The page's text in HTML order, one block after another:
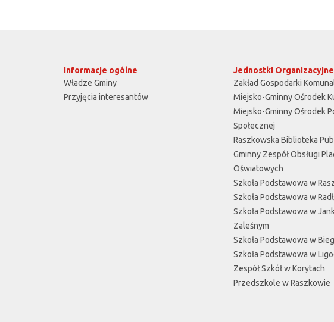
Informacje ogólne
Władze Gminy
Przyjęcia interesantów
Jednostki Organizacyjne
Zakład Gospodarki
Miejsko-Gminny Ośrodek
Miejsko-Gminny Ośrodek
Społecznej
Raszkowska Biblioteka
Gminny Zespół Obsługi
Oświatowych
Szkoła Podstawowa w
Szkoła Podstawowa w
Szkoła Podstawowa w
Zaleśnym
Szkoła Podstawowa w
Szkoła Podstawowa w
Zespół Szkół w Korytach
Przedszkole w Raszkowie